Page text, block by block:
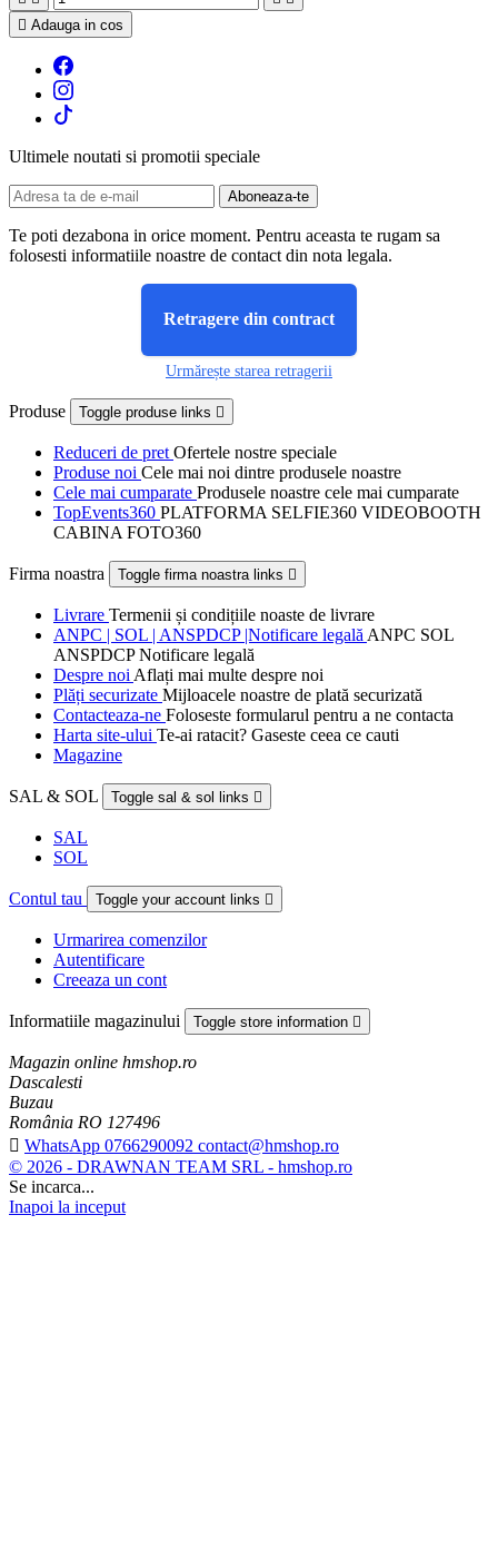
 Adauga in cos
Ultimele noutati si promotii speciale
Te poti dezabona in orice moment. Pentru aceasta te rugam sa
folosesti informatiile noastre de contact din nota legala.
Retragere din contract
Urmărește starea retragerii
Produse Toggle produse links 
Reduceri de pret Ofertele nostre speciale
Produse noi Cele mai noi dintre produsele noastre
Cele mai cumparate Produsele noastre cele mai cumparate
TopEvents360 PLATFORMA SELFIE360 VIDEOBOOTH
CABINA FOTO360
Firma noastra Toggle firma noastra links 
Livrare Termenii și condițiile noaste de livrare
ANPC | SOL | ANSPDCP |Notificare legală ANPC SOL
ANSPDCP Notificare legală
Despre noi Aflați mai multe despre noi
Plăți securizate Mijloacele noastre de plată securizată
Contacteaza-ne Foloseste formularul pentru a ne contacta
Harta site-ului Te-ai ratacit? Gaseste ceea ce cauti
Magazine
SAL & SOL Toggle sal & sol links 
SAL
SOL
Contul tau Toggle your account links 
Urmarirea comenzilor
Autentificare
Creeaza un cont
Informatiile magazinului Toggle store information 
Magazin online hmshop.ro
Dascalesti
Buzau
România RO 127496
 WhatsApp 0766290092 contact@hmshop.ro
© 2026 - DRAWNAN TEAM SRL - hmshop.ro
Se incarca...
Inapoi la inceput